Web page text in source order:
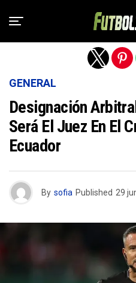
GENERAL
Designación
Será El Juez En El
Ecuador
By sofia Published 29
Salir de la